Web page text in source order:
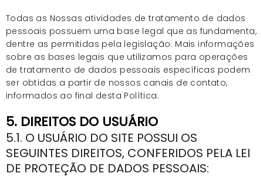
Todas as Nossas atividades de tratamento de dados
pessoais possuem uma base legal que as fundamenta,
dentre as permitidas pela legislação. Mais informações
sobre as bases legais que utilizamos para operações
de tratamento de dados pessoais específicas podem
ser obtidas a partir de nossos canais de contato,
informados ao final desta Política.
5. DIREITOS DO USUÁRIO
5.1. O USUÁRIO DO SITE POSSUI OS
SEGUINTES DIREITOS, CONFERIDOS PELA LEI
DE PROTEÇÃO DE DADOS PESSOAIS: